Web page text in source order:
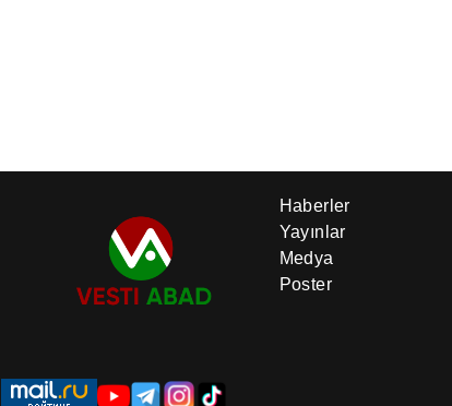
Haberler
Yayınlar
Medya
Poster